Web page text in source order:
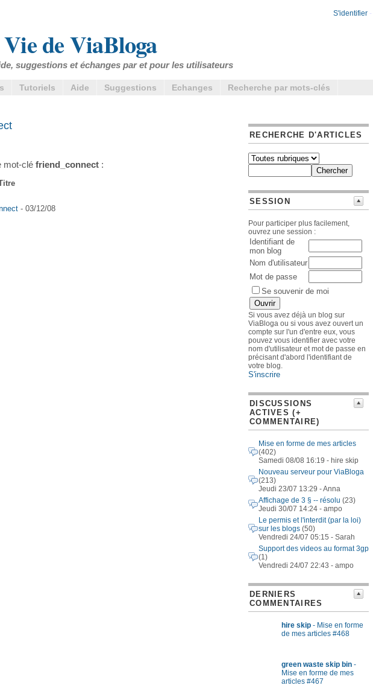
S'identifier -
Vie de ViaBloga
suggestions et échanges par et pour les utilisateurs
Tutoriels Aide Suggestions Echanges Recherche par mots-clés
mot-clé friend_connect :
- 03/12/08
RECHERCHE D'ARTICLES
SESSION
Pour participer plus facilement,
ouvrez une session :
Identifiant de
mon blog
Nom d'utilisateur
Mot de passe
Se souvenir de moi
Si vous avez déjà un blog sur
ViaBloga ou si vous avez ouvert un
compte sur l'un d'entre eux, vous
pouvez vous identifier avec votre
nom d'utilisateur et mot de passe en
précisant d'abord l'identifiant de
votre blog.
S'inscrire
DISCUSSIONS
ACTIVES (+
COMMENTAIRE)
Mise en forme de mes articles
(402)
Samedi 08/08 16:19 - hire skip
Nouveau serveur pour ViaBloga
(213)
Jeudi 23/07 13:29 - Anna
Affichage de 3 § -- résolu (23)
Jeudi 30/07 14:24 - ampo
Le permis et l'interdit (par la loi)
sur les blogs (50)
Vendredi 24/07 05:15 - Sarah
Support des videos au format 3gp
(1)
Vendredi 24/07 22:43 - ampo
DERNIERS
COMMENTAIRES
hire skip - Mise en forme
de mes articles #468
green waste skip bin -
Mise en forme de mes
articles #467